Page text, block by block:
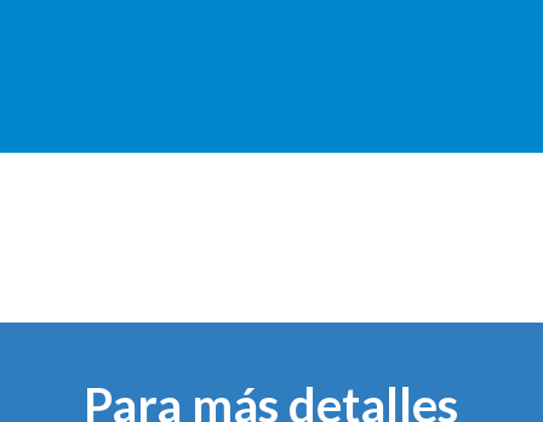
Para más detalles